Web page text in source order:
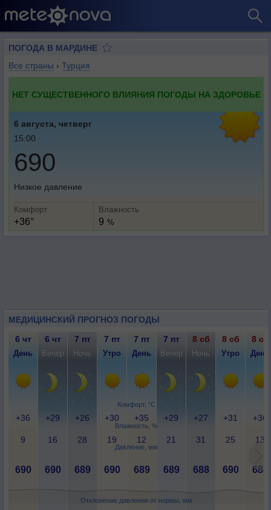
ПОГОДА В МАРДИНЕ
Все страны › Турция
НЕТ СУЩЕСТВЕННОГО ВЛИЯНИЯ ПОГОДЫ НА ЗДОРОВЬЕ
6 августа, четверг
15:00
690
Низкое давление
Комфорт
+36°
Влажность
9 %
МЕДИЦИНСКИЙ ПРОГНОЗ ПОГОДЫ
Комфорт, °C
Влажность, %
Давление, мм
Отклонение давления от нормы, мм
6 чт 6 чт 7 пт 7 пт 7 пт 7 пт 8 сб 8 сб 8 сб
День Вечер Ночь Утро День Вечер Ночь Утро День
+36 +29 +26 +30 +35 +29 +27 +31 +36
9 16 28 19 12 21 31 25 13
690 690 689 690 689 689 688 690 688